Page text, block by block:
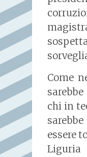
Come
chi in
essere
Liguria